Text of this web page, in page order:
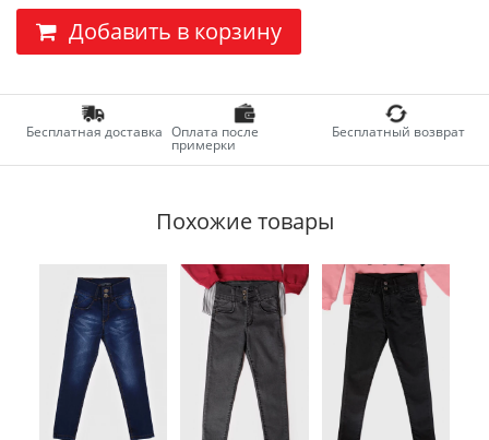
Добавить в корзину
Бесплатная доставка Оплата после
примерки
Бесплатный возврат
Похожие товары